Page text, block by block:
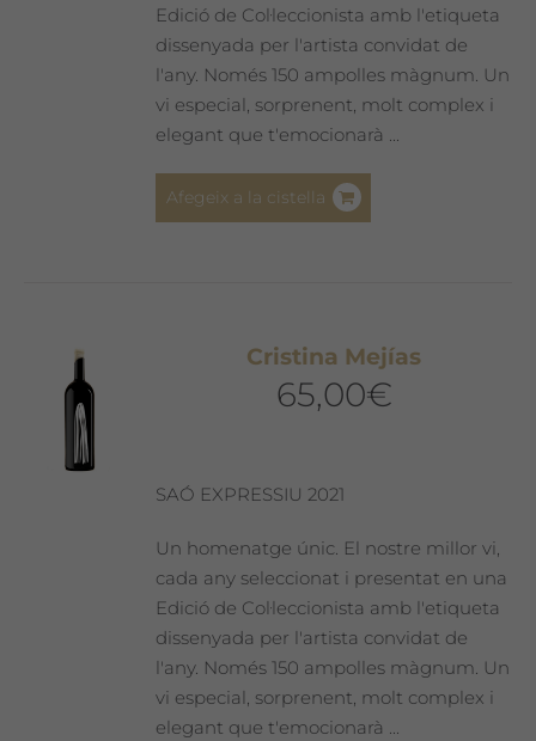
producte
Edició de Col·leccionista amb l'etiqueta
dissenyada per l'artista convidat de
l'any. Només 150 ampolles màgnum. Un
vi especial, sorprenent, molt complex i
elegant que t'emocionarà ...
Afegeix a la cistella
Cristina Mejías
65,00€
SAÓ EXPRESSIU 2021
Un homenatge únic. El nostre millor vi,
cada any seleccionat i presentat en una
Edició de Col·leccionista amb l'etiqueta
dissenyada per l'artista convidat de
l'any. Només 150 ampolles màgnum. Un
vi especial, sorprenent, molt complex i
elegant que t'emocionarà ...